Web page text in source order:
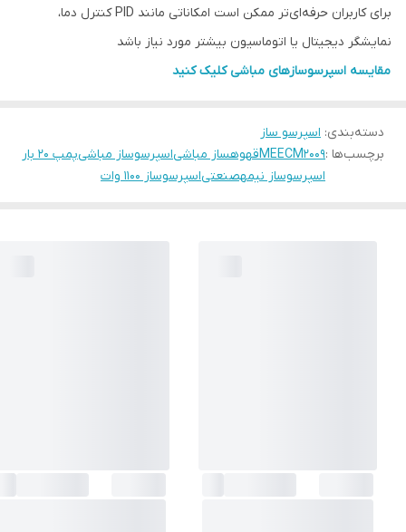
برای کاربران حرفه‌ای‌تر ممکن است امکاناتی مانند PID کنترل دما،
نمایشگر دیجیتال یا اتوماسیون بیشتر مورد نیاز باشد
مقایسه اسپرسوسازهای مباشی کلیک کنید
دسته‌بندی: اسپرسو ساز
برچسب‌ها :MEECM2009قهوهساز مباشیاسپرسوساز مباشیپمپ ۲۰ بار
اسپرسوساز نیمهصنعتیاسپرسوساز ۱۱۰۰ وات